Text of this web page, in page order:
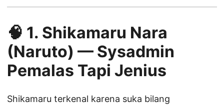
🧠 1. Shikamaru Nara
(Naruto) — Sysadmin
Pemalas Tapi Jenius
Shikamaru terkenal karena suka bilang